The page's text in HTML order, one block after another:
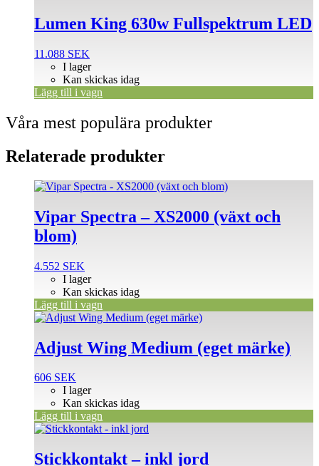
Lumen King 630w Fullspektrum LED
11.088 SEK
I lager
Kan skickas idag
Lägg till i vagn
Våra mest populära produkter
Relaterade produkter
Vipar Spectra – XS2000 (växt och
blom)
4.552 SEK
I lager
Kan skickas idag
Lägg till i vagn
Adjust Wing Medium (eget märke)
606 SEK
I lager
Kan skickas idag
Lägg till i vagn
Stickkontakt – inkl jord